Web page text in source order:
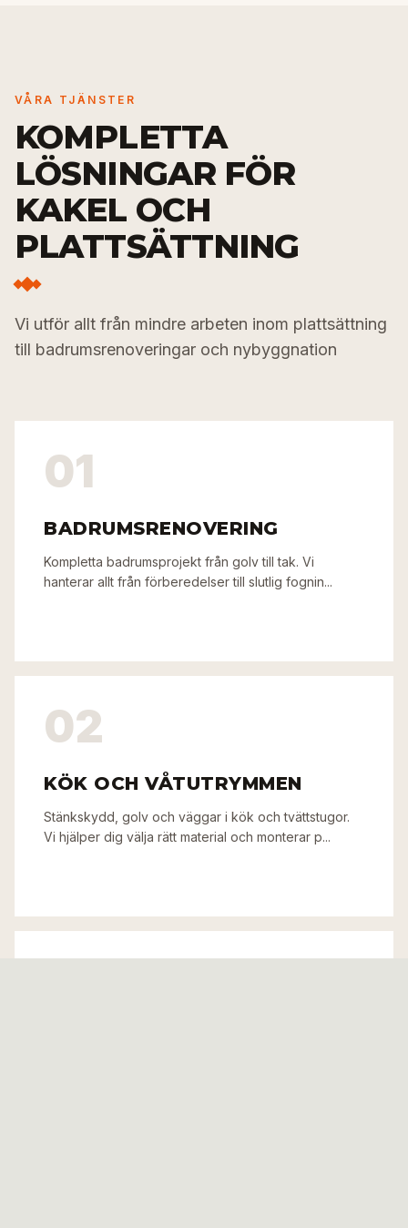
VÅRA TJÄNSTER
KOMPLETTA
LÖSNINGAR FÖR
KAKEL OCH
PLATTSÄTTNING
Vi utför allt från mindre arbeten inom plattsättning
till badrumsrenoveringar och nybyggnation
01
BADRUMSRENOVERING
Kompletta badrumsprojekt från golv till tak. Vi
hanterar allt från förberedelser till slutlig fognin...
02
KÖK OCH VÅTUTRYMMEN
Stänkskydd, golv och väggar i kök och tvättstugor.
Vi hjälper dig välja rätt material och monterar p...